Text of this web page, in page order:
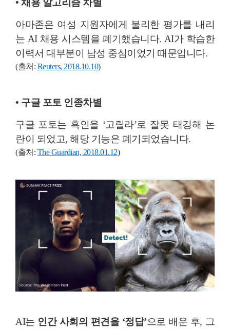
아마존은 여성 지원자에게 불리한 평가를 내리
는 AI 채용 시스템을 폐기했습니다. AI가 학습한
이력서 대부분이 남성 중심이었기 때문입니다.
(출처: Reuters, 2018.10.10)
• 구글 포토 인종차별
구글 포토는 흑인을 ‘고릴라’로 잘못 태깅해 논
란이 되었고, 해당 기능은 폐기되었습니다.
(출처: The Guardian, 2018.01.12)
AI는 인간 사회의 편견을 ‘정답’으로 배운 후, 그